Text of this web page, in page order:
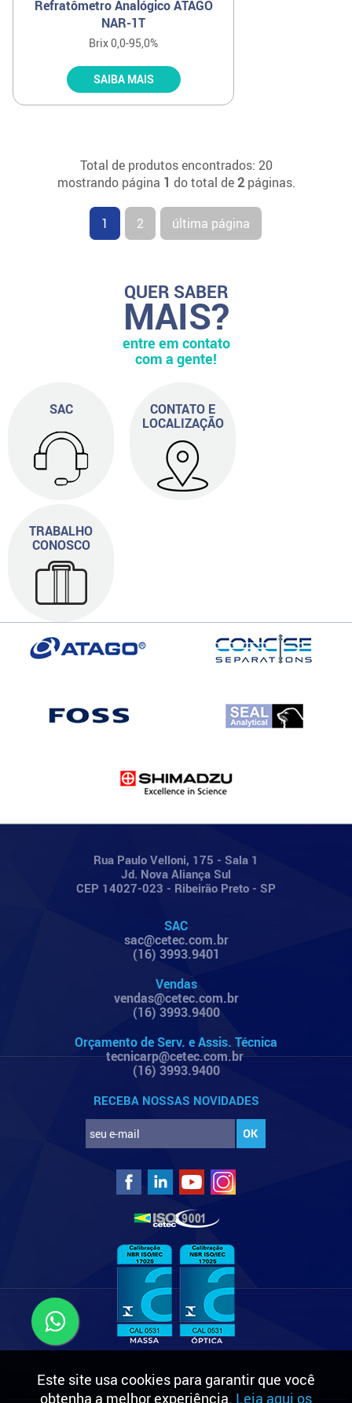
Refratômetro Analógico ATAGO
NAR-1T
Brix 0,0-95,0%
SAIBA MAIS
Total de produtos encontrados: 20
mostrando página 1 do total de2páginas.
1 2 última página
QUER SABER
MAIS?
entre em contato
com a gente!
SAC
CONTATO E
LOCALIZAÇÃO
TRABALHO
CONOSCO
Rua Paulo Velloni, 175 - Sala 1
Jd. Nova Aliança Sul
CEP 14027-023 - Ribeirão Preto - SP
SAC
sac@cetec.com.br
(16) 3993.9401
Vendas
vendas@cetec.com.br
(16) 3993.9400
Orçamento de Serv. e Assis. Técnica
tecnicarp@cetec.com.br
(16) 3993.9400
RECEBA NOSSAS NOVIDADES
Este site usa cookies para garantir que você
obtenha a melhor experiência. Leia aqui os